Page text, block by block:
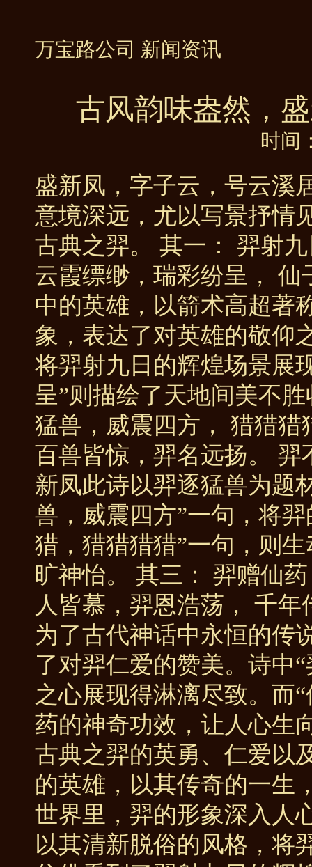
万宝路公司 新闻资讯
古风韵味盎然，
时间
盛新凤，字子云，号云溪
意境深远，尤以写景抒情
古典之羿。 其一： 羿射
云霞缥缈，瑞彩纷呈，
中的英雄，以箭术高超著
象，表达了对英雄的敬仰
将羿射九日的辉煌场景展
呈”则描绘了天地间美不
猛兽，威震四方， 猎猎
百兽皆惊，羿名远扬。
新凤此诗以羿逐猛兽为题
兽，威震四方”一句，将
猎，猎猎猎猎”一句，则
旷神怡。 其三： 羿赠仙
人皆慕，羿恩浩荡， 千
为了古代神话中永恒的传
了对羿仁爱的赞美。诗中
之心展现得淋漓尽致。而
药的神奇功效，让人心生
古典之羿的英勇、仁爱以
的英雄，以其传奇的一生
世界里，羿的形象深入人
以其清新脱俗的风格，将